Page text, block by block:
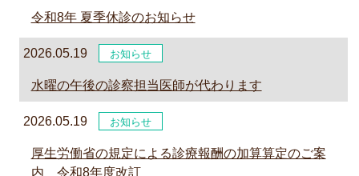
令和8年 夏季休診のお知らせ
2026.05.19 お知らせ
水曜の午後の診察担当医師が代わります
2026.05.19 お知らせ
厚生労働省の規定による診療報酬の加算算定のご案
内 令和8年度改訂